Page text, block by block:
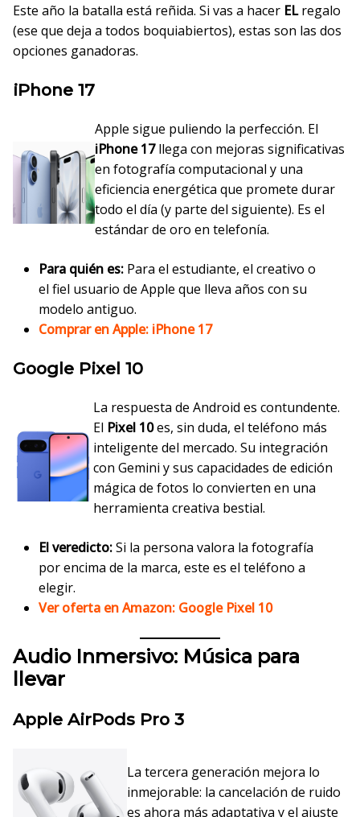
Este año la batalla está reñida. Si vas a hacer ELregalo
(ese que deja a todos boquiabiertos), estas son las dos
opciones ganadoras.
iPhone 17
Apple sigue puliendo la perfección. El
iPhone 17llega con mejoras significativas
en fotografía computacional y una
eficiencia energética que promete durar
todo el día (y parte del siguiente). Es el
estándar de oro en telefonía.
Para quién es: Para el estudiante, el creativo o
el fiel usuario de Apple que lleva años con su
modelo antiguo.
Comprar en Apple: iPhone 17
Google Pixel 10
La respuesta de Android es contundente.
El Pixel 10es, sin duda, el teléfono más
inteligente del mercado. Su integración
con Gemini y sus capacidades de edición
mágica de fotos lo convierten en una
herramienta creativa bestial.
El veredicto:Si la persona valora la fotografía
por encima de la marca, este es el teléfono a
elegir.
Ver oferta en Amazon: Google Pixel 10
Audio Inmersivo: Música para
llevar
Apple AirPods Pro 3
La tercera generación mejora lo
inmejorable: la cancelación de ruido
es ahora más adaptativa y el ajuste